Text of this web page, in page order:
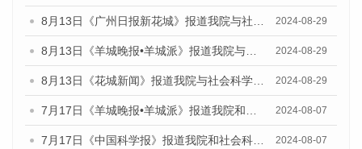
8月13日《广州日报新花城》报道我院与社会科学文献出版社联合发布的《广州蓝皮书：广州国际商贸中心发展报告（2024）》媒体文章 2024-08-29
8月13日《羊城晚报•羊城派》报道我院与社会科学文献出版社联合发布的《广州蓝皮书：广州国际商贸中心发展报告（2024）》媒体文章 2024-08-29
8月13日《花城新闻》报道我院与社会科学文献出版社联合发布的《广州蓝皮书：广州国际商贸中心发展报告（2024）》媒体文章 2024-08-29
7月17日《羊城晚报•羊城派》报道我院和社会科学文献出版社联合发布《广州蓝皮书：广州数字经济发展报告（2024）》的媒体文章 2024-08-07
7月17日《中国科学报》报道我院和社会科学文献出版社联合发布《广州蓝皮书：广州数字经济发展报告（2024）》的媒体文章 2024-08-07